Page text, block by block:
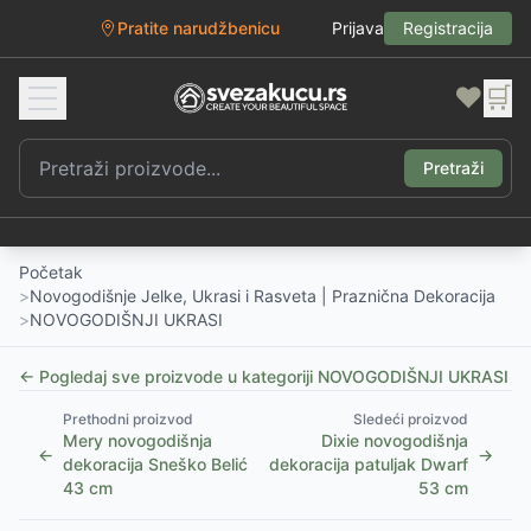
Pratite narudžbenicu Prijava Registracija
❤️ 🛒
Pretraži
Početak
>Novogodišnje Jelke, Ukrasi i Rasveta | Praznična Dekoracija
>NOVOGODIŠNJI UKRASI
← Pogledaj sve proizvode u kategoriji NOVOGODIŠNJI UKRASI
←
Prethodni proizvod
Mery novogodišnja
dekoracija Sneško Belić
43 cm
Sledeći proizvod
Dixie novogodišnja
dekoracija patuljak Dwarf
53 cm
→